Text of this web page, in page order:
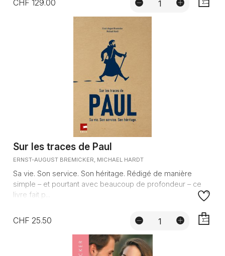
CHF 129.00
Sur les traces de Paul
ERNST-AUGUST BREMICKER, MICHAEL HARDT
Sa vie. Son service. Son héritage. Rédigé de manière
simple – et pourtant avec beaucoup de profondeur – ce
livre fait p...
CHF 25.50